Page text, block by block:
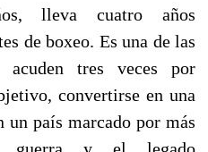
lleva cuatro años
de boxeo. Es una de las
acuden tres veces por
convertirse en una
un país marcado por más